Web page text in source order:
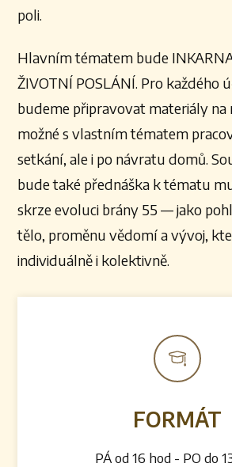
poli.
Hlavním tématem bude
ŽIVOTNÍ POSLÁNÍ. Pro každého
budeme připravovat materiály
možné s vlastním tématem
setkání, ale i po návratu domů.
bude také přednáška k tématu
skrze evoluci brány 55 — jako
tělo, proměnu vědomí a vývoj,
individuálně i kolektivně.
FORMÁT
PÁ od 16 hod - PO do